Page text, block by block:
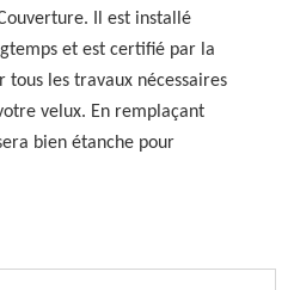
Il est installé
et est certifié par la
tous les travaux nécessaires
velux. En remplaçant
bien étanche pour